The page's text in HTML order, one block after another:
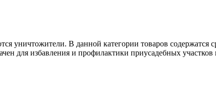
уничтожители. В данной категории товаров содержатся
для избавления и профилактики приусадебных